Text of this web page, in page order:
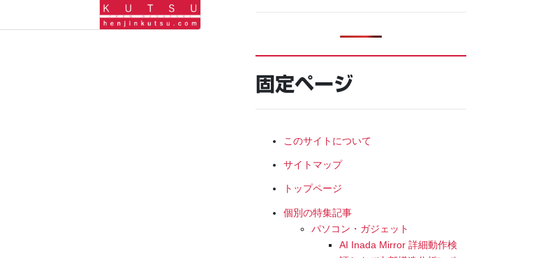
固定ページ
このサイトについて
サイトマップ
トップページ
個別の特集記事
パソコン・ガジェット
AI Inada Mirror 詳細動作検